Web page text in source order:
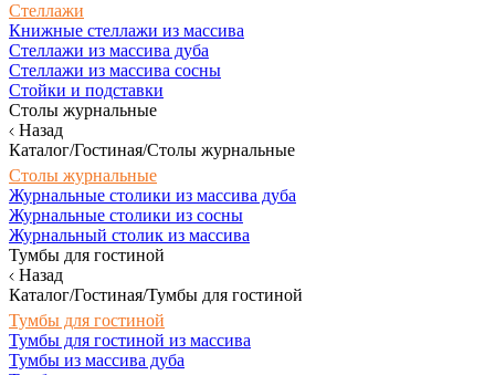
Стеллажи
Книжные стеллажи из массива
Стеллажи из массива дуба
Стеллажи из массива сосны
Стойки и подставки
Столы журнальные
Назад
Каталог/Гостиная/Столы журнальные
Столы журнальные
Журнальные столики из массива дуба
Журнальные столики из сосны
Журнальный столик из массива
Тумбы для гостиной
Назад
Каталог/Гостиная/Тумбы для гостиной
Тумбы для гостиной
Тумбы для гостиной из массива
Тумбы из массива дуба